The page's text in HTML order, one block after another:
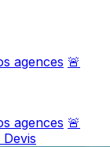
agences 🚨
agences 🚨